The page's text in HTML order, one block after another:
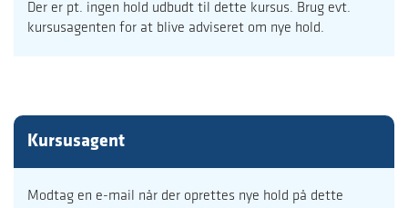
Der er pt. ingen hold udbudt til dette kursus. Brug evt.
kursusagenten for at blive adviseret om nye hold.
Kursusagent
Modtag en e-mail når der oprettes nye hold på dette